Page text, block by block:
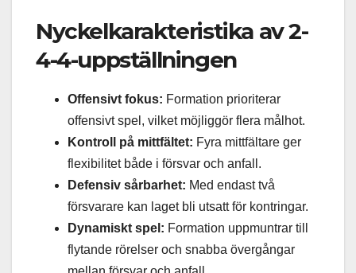
Nyckelkarakteristika av 2-
4-4-uppställningen
Offensivt fokus: Formation prioriterar
offensivt spel, vilket möjliggör flera målhot.
Kontroll på mittfältet: Fyra mittfältare ger
flexibilitet både i försvar och anfall.
Defensiv sårbarhet: Med endast två
försvarare kan laget bli utsatt för kontringar.
Dynamiskt spel: Formation uppmuntrar till
flytande rörelser och snabba övergångar